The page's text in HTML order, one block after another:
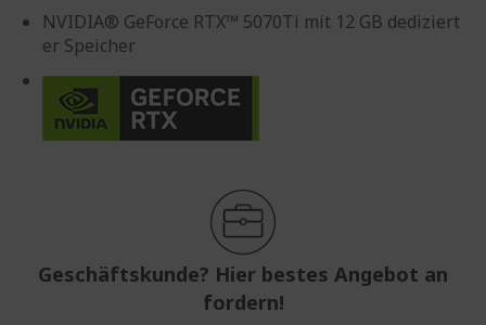
NVIDIA® GeForce RTX™ 5070Ti mit 12 GB dediziert
er Speicher
Geschäftskunde? Hier bestes Angebot an
fordern!